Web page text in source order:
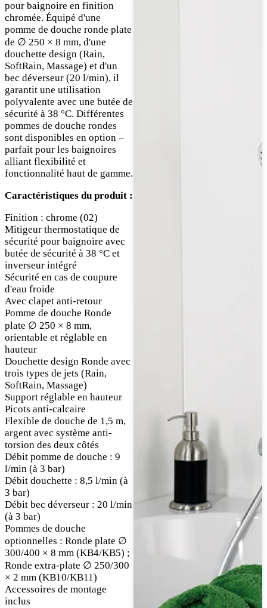
pour baignoire en finition
chromée. Équipé d'une
pomme de douche ronde plate
de ∅ 250 × 8 mm, d'une
douchette design (Rain,
SoftRain, Massage) et d'un
bec déverseur (20 l/min), il
garantit une utilisation
polyvalente avec une butée de
sécurité à 38 °C. Différentes
pommes de douche rondes
sont disponibles en option –
parfait pour les baignoires
alliant flexibilité et
fonctionnalité haut de gamme.
Caractéristiques du produit :
Finition : chrome (02)
Mitigeur thermostatique de
sécurité pour baignoire avec
butée de sécurité à 38 °C et
inverseur intégré
Sécurité en cas de coupure
d'eau froide
Avec clapet anti-retour
Pomme de douche Ronde
plate ∅ 250 × 8 mm,
orientable et réglable en
hauteur
Douchette design Ronde avec
trois types de jets (Rain,
SoftRain, Massage)
Support réglable en hauteur
Picots anti-calcaire
Flexible de douche de 1,5 m,
argent avec système anti-
torsion des deux côtés
Débit pomme de douche : 9
l/min (à 3 bar)
Débit douchette : 8,5 l/min (à
3 bar)
Débit bec déverseur : 20 l/min
(à 3 bar)
Pommes de douche
optionnelles : Ronde plate ∅
300/400 × 8 mm (KB4/KB5) ;
Ronde extra-plate ∅ 250/300
× 2 mm (KB10/KB11)
Accessoires de montage
inclus